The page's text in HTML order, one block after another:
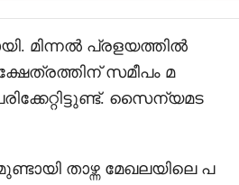
മിന്നൽ പ്രളയത്തിൽ
സമീപം മ
സൈന്യമട
താഴ്ന്ന മേഖലയിലെ പ